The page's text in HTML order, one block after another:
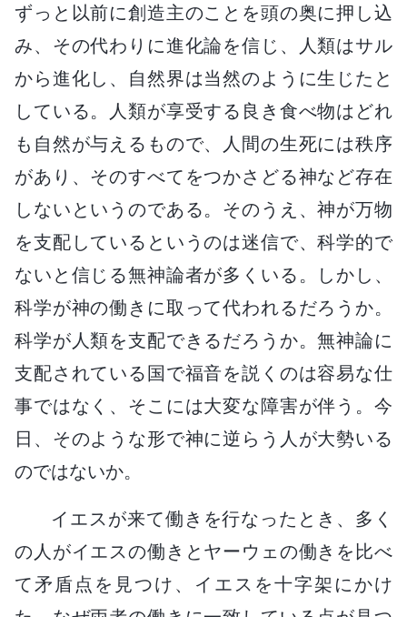
ずっと以前に創造主のことを頭の奥に押し込
み、その代わりに進化論を信じ、人類はサル
から進化し、自然界は当然のように生じたと
している。人類が享受する良き食べ物はどれ
も自然が与えるもので、人間の生死には秩序
があり、そのすべてをつかさどる神など存在
しないというのである。そのうえ、神が万物
を支配しているというのは迷信で、科学的で
ないと信じる無神論者が多くいる。しかし、
科学が神の働きに取って代われるだろうか。
科学が人類を支配できるだろうか。無神論に
支配されている国で福音を説くのは容易な仕
事ではなく、そこには大変な障害が伴う。今
日、そのような形で神に逆らう人が大勢いる
のではないか。
イエスが来て働きを行なったとき、多く
の人がイエスの働きとヤーウェの働きを比べ
て矛盾点を見つけ、イエスを十字架にかけ